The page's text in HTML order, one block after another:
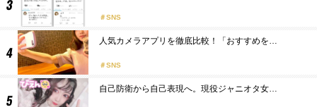
SNS
人気カメラアプリを徹底比較！「おすすめを…
SNS
自己防衛から自己表現へ。現役ジャニオタ女…